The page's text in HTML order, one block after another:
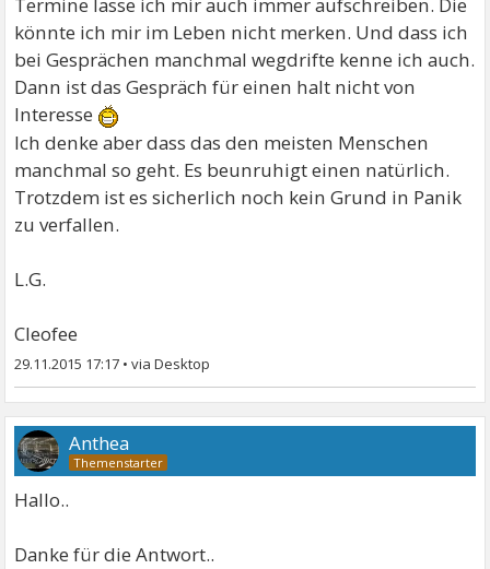
könnte ich mir im Leben nicht merken. Und dass ich
bei Gesprächen manchmal wegdrifte kenne ich auch.
Dann ist das Gespräch für einen halt nicht von
Interesse
Ich denke aber dass das den meisten Menschen
manchmal so geht. Es beunruhigt einen natürlich.
Trotzdem ist es sicherlich noch kein Grund in Panik
zu verfallen.
L.G.
Cleofee
29.11.2015 17:17 •
Anthea
Hallo..
Danke für die Antwort..